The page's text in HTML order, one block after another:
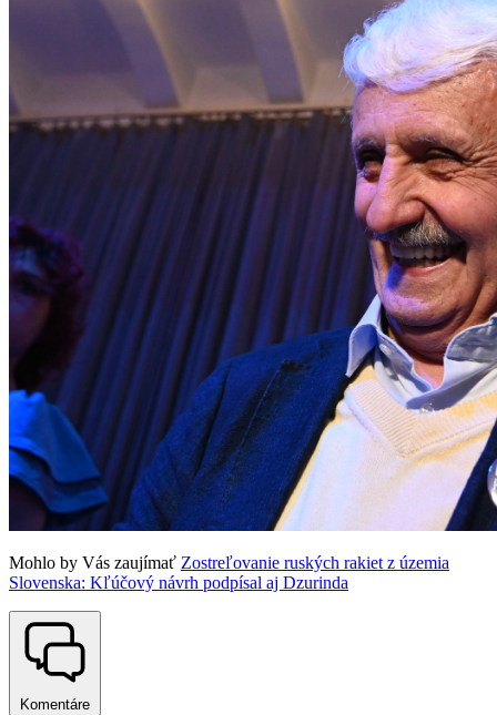
Mohlo by Vás zaujímať Zostreľovanie ruských rakiet z územia
Slovenska: Kľúčový návrh podpísal aj Dzurinda
Komentáre